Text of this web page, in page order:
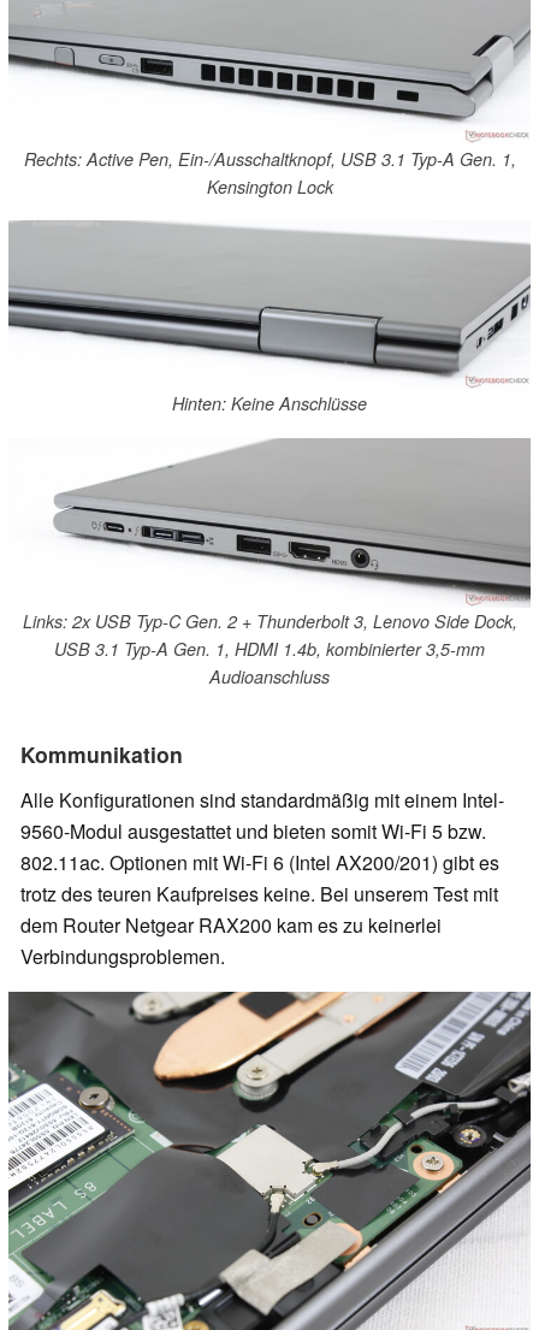
Rechts: Active Pen, Ein-/Ausschaltknopf, USB 3.1 Typ-A Gen. 1,
Kensington Lock
Hinten: Keine Anschlüsse
Links: 2x USB Typ-C Gen. 2 + Thunderbolt 3, Lenovo Side Dock,
USB 3.1 Typ-A Gen. 1, HDMI 1.4b, kombinierter 3,5-mm
Audioanschluss
Kommunikation
Alle Konfigurationen sind standardmäßig mit einem Intel-
9560-Modul ausgestattet und bieten somit Wi-Fi 5 bzw.
802.11ac. Optionen mit Wi-Fi 6 (Intel AX200/201) gibt es
trotz des teuren Kaufpreises keine. Bei unserem Test mit
dem Router Netgear RAX200 kam es zu keinerlei
Verbindungsproblemen.